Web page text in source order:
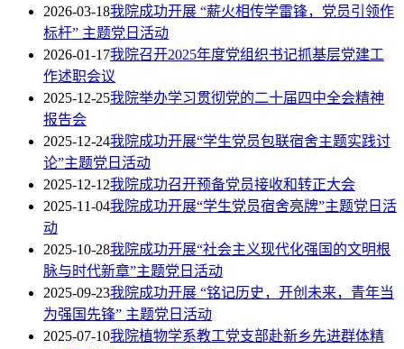
2026-03-18我院成功开展 “薪火相传学雷锋，党员引领作
标杆” 主题党日活动
2026-01-17我院召开2025年度党组织书记抓基层党建工
作述职会议
2025-12-25我院举办学习贯彻党的二十届四中全会精神
报告会
2025-12-24我院成功开展“学生党员包联宿舍主题实践讨
论”主题党日活动
2025-12-12我院成功召开预备党员接收和转正大会
2025-11-04我院成功开展“学生党员宿舍亮牌”主题党日活
动
2025-10-28我院成功开展“社会主义现代化强国的文明根
脉与时代新章”主题党日活动
2025-09-23我院成功开展 “铭记历史，开创未来，青年当
为强国先锋” 主题党日活动
2025-07-10我院植物学系教工党支部赴新乡先进群体精